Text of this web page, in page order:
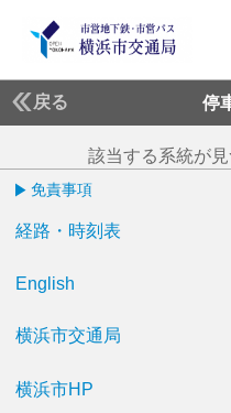
戻る 停
該当する系統が見
免責事項
経路・時刻表
English
横浜市交通局
横浜市HP